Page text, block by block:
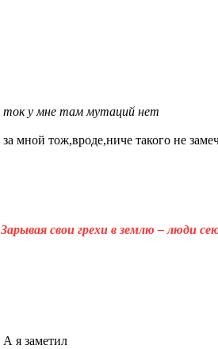
ток у мне там мутаций нет
за мной тож,вроде,ниче такого не
Зарывая свои грехи в землю – люди
А я заметил